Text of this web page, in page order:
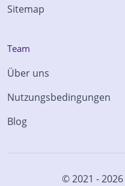
Sitemap
Team
Über uns
Nutzungsbedingungen
Blog
© 2021 - 2026